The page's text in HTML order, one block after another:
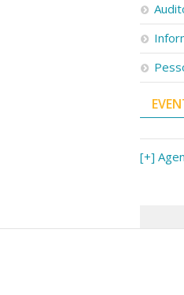
[+]